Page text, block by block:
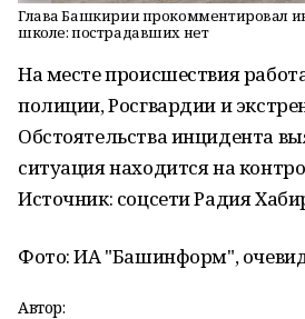
Глава Башкирии прокомментировал
школе: пострадавших нет
На месте происшествия
полиции, Росгвардии и
Обстоятельства инцидента
ситуация находится на
Источник: соцсети Радия
Фото: ИА "Башинформ",
Автор: